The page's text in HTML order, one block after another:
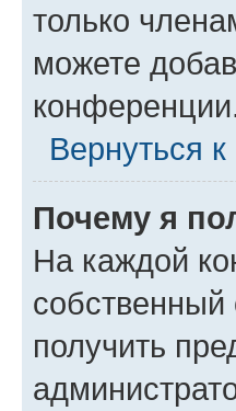
только
можете
Вернуться
Почему я
На каждой
получить